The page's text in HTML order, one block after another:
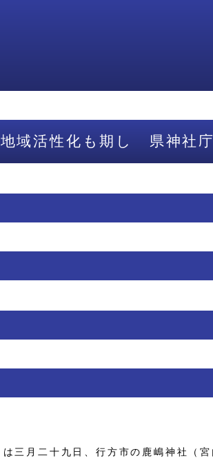
域活性化も期し 県神社
三月二十九日、行方市の鹿嶋神社（